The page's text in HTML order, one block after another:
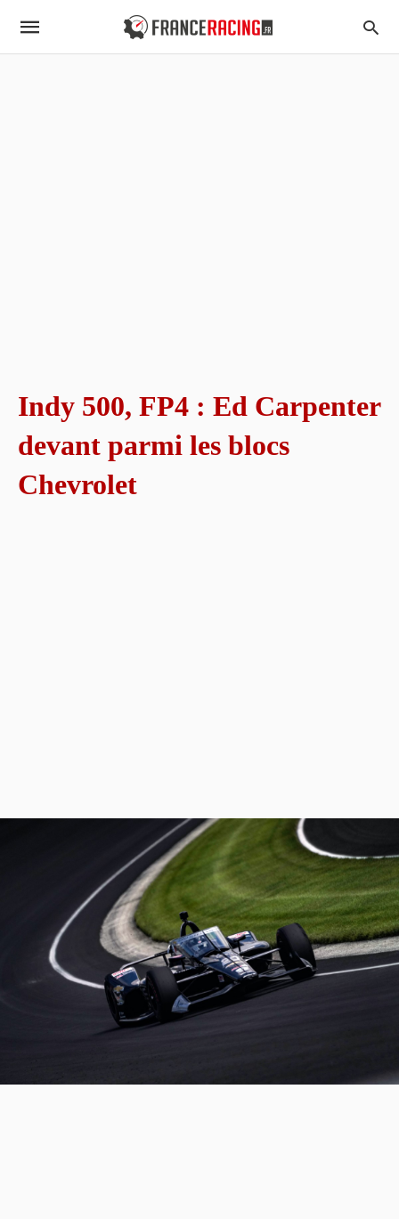
Indy 500, FP4 : Ed Carpenter
devant parmi les blocs
Chevrolet